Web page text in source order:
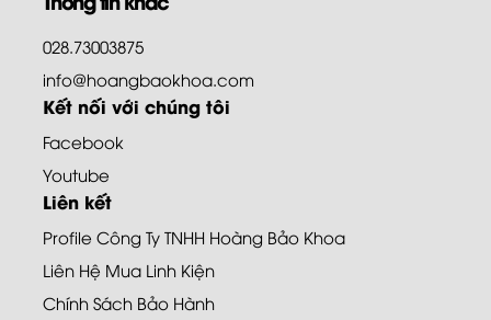
028.73003875
info@hoangbaokhoa.com
Kết nối với chúng tôi
Facebook
Youtube
Liên kết
Profile Công Ty TNHH Hoàng Bảo Khoa
Liên Hệ Mua Linh Kiện
Chính Sách Bảo Hành